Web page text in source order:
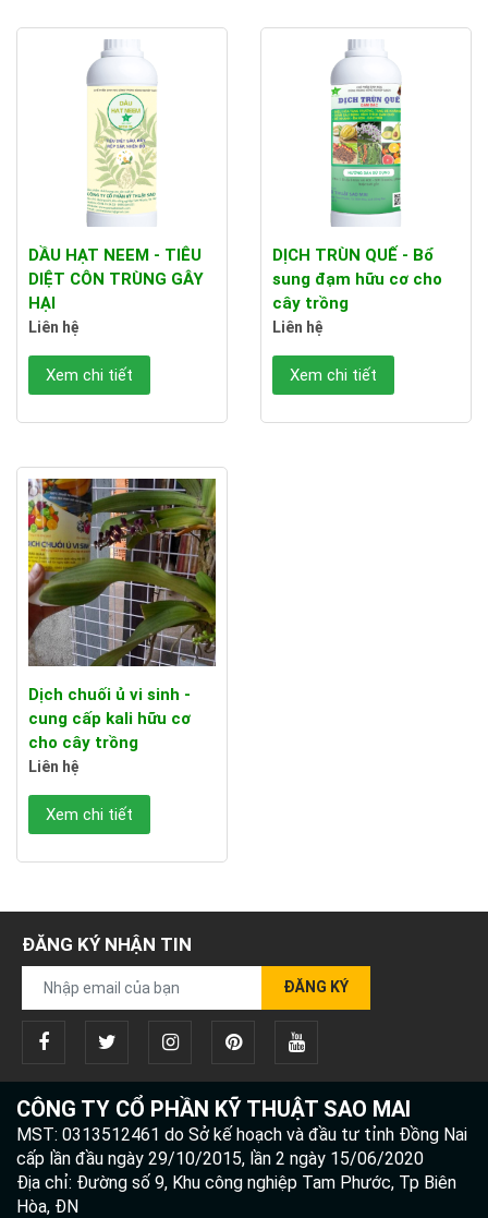
DẦU HẠT NEEM - TIÊU
DIỆT CÔN TRÙNG GÂY
HẠI
Liên hệ
Xem chi tiết
DỊCH TRÙN QUẾ - Bổ
sung đạm hữu cơ cho
cây trồng
Liên hệ
Xem chi tiết
Dịch chuối ủ vi sinh -
cung cấp kali hữu cơ
cho cây trồng
Liên hệ
Xem chi tiết
ĐĂNG KÝ NHẬN TIN
ĐĂNG KÝ
CÔNG TY CỔ PHẦN KỸ THUẬT SAO MAI
MST: 0313512461 do Sở kế hoạch và đầu tư tỉnh Đồng Nai
cấp lần đầu ngày 29/10/2015, lần 2 ngày 15/06/2020
Địa chỉ: Đường số 9, Khu công nghiệp Tam Phước, Tp Biên
Hòa, ĐN